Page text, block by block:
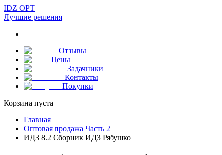
IDZ OPT
Лучшие решения
Отзывы
Цены
Задачники
Контакты
Покупки
Корзина пуста
Главная
Оптовая продажа Часть 2
ИДЗ 8.2 Сборник ИДЗ Рябушко